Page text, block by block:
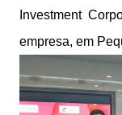
Investment
empresa, em